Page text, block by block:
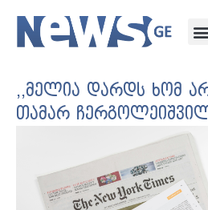
,,მელია დარდს ხომ არ
თამარ